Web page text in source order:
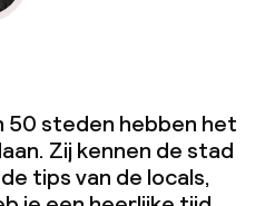
50 steden hebben het
Zij kennen de stad
tips van de locals,